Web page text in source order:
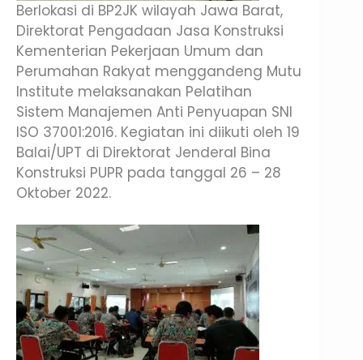
Berlokasi di BP2JK wilayah Jawa Barat,
Direktorat Pengadaan Jasa Konstruksi
Kementerian Pekerjaan Umum dan
Perumahan Rakyat menggandeng Mutu
Institute melaksanakan Pelatihan
Sistem Manajemen Anti Penyuapan SNI
ISO 37001:2016. Kegiatan ini diikuti oleh 19
Balai/UPT di Direktorat Jenderal Bina
Konstruksi PUPR pada tanggal 26 – 28
Oktober 2022.